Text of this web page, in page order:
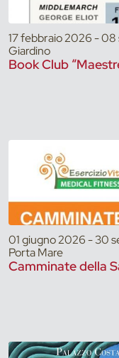
17 febbraio 2026 -
Giardino
Book Club
01 giugno 2026 - 30
Porta Mare
Camminate della